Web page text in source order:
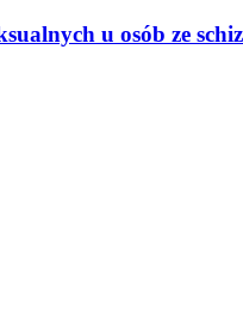
u osób ze